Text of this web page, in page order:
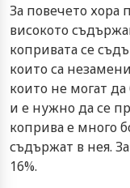
За повечето хора
високото
копривата се
които са
които не могат
и е нужно да се
коприва е много
съдържат в нея.
16%.